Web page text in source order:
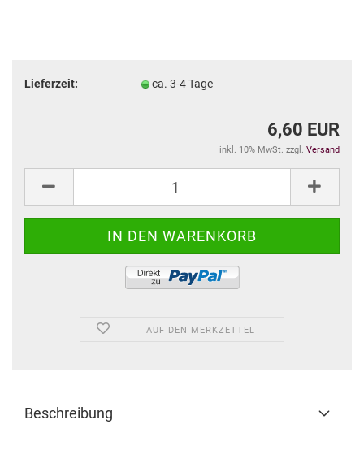
Lieferzeit: ca. 3-4 Tage
6,60 EUR
inkl. 10% MwSt. zzgl. Versand
AUF DEN MERKZETTEL
Beschreibung